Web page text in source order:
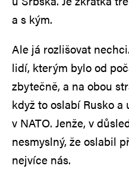
a s kým.
Ale já rozlišovat
lidí, kterým bylo od
zbytečně, a na obou
když to oslabí Rusko
v NATO. Jenže, v
nesmyslný, že oslabil
nejvíce nás.